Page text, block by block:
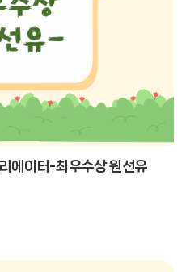
에이터-최우수상 원선유